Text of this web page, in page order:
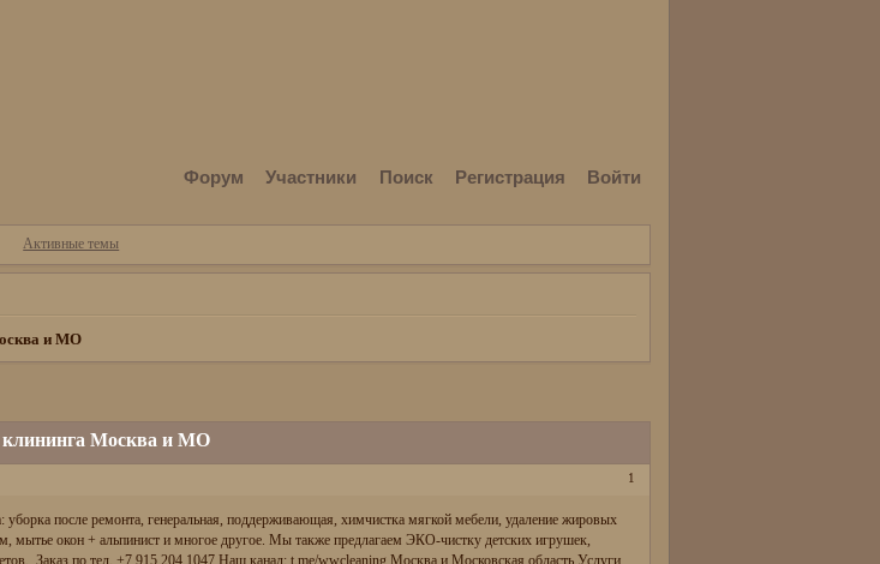
Форум Участники Поиск Регистрация Войти
Активные темы
и МО
клининга Москва и МО
1
уборка после ремонта, генеральная, поддерживающая, химчистка мягкой мебели, удаление жировых
мытье окон + альпинист и многое другое. Мы также предлагаем ЭКО-чистку детских игрушек,
Заказ по тел. +7 915 204 1047 Наш канал: t.me/wwcleaning Москва и Московская область Услуги